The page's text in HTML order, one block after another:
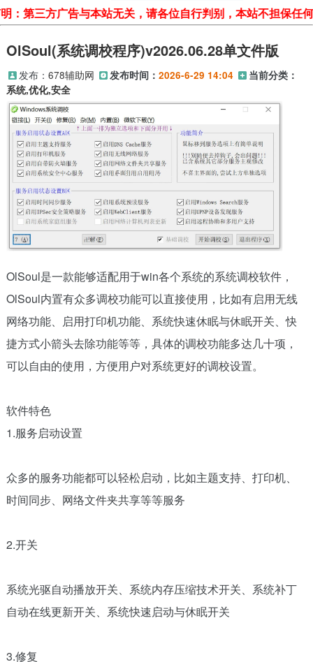
明：第三方广告与本站无关，请各位自行判别，本站不担保
OlSoul(系统调校程序)v2026.06.28单文件版
发布： 678辅助网 发布时间： 2026-6-29 14:04
当前分类：
系统,优化,安全
OlSoul是一款能够适配用于win各个系统的系统调校软件，
OlSoul内置有众多调校功能可以直接使用，比如有启用无线
网络功能、启用打印机功能、系统快速休眠与休眠开关、快
捷方式小箭头去除功能等等，具体的调校功能多达几十项，
可以自由的使用，方便用户对系统更好的调校设置。
软件特色
1.服务启动设置
众多的服务功能都可以轻松启动，比如主题支持、打印机、
时间同步、网络文件夹共享等等服务
2.开关
系统光驱自动播放开关、系统内存压缩技术开关、系统补丁
自动在线更新开关、系统快速启动与休眠开关
3.修复